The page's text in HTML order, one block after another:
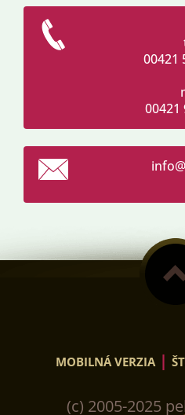
00421
00421
MOBILNÁ VERZIA |
(c) 2005-2025